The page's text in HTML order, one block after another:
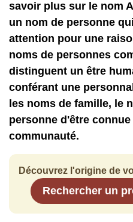
savoir plus sur le nom
un nom de personne
attention pour une
noms de personnes
distinguent un être
conférant une
les noms de famille, le
personne d'être
communauté.
Découvrez l'origine de
Rechercher un